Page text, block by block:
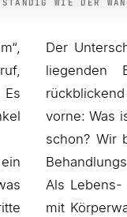
WIE DER
Der
liegenden
vorne: Was
schon? Wir
Als Lebens-
mit